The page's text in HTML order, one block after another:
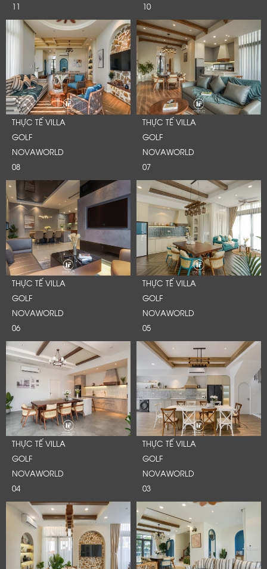
11
10
THỰC TẾ VILLA
GOLF
NOVAWORLD
08
THỰC TẾ VILLA
GOLF
NOVAWORLD
07
THỰC TẾ VILLA
GOLF
NOVAWORLD
06
THỰC TẾ VILLA
GOLF
NOVAWORLD
05
THỰC TẾ VILLA
GOLF
NOVAWORLD
04
THỰC TẾ VILLA
GOLF
NOVAWORLD
03